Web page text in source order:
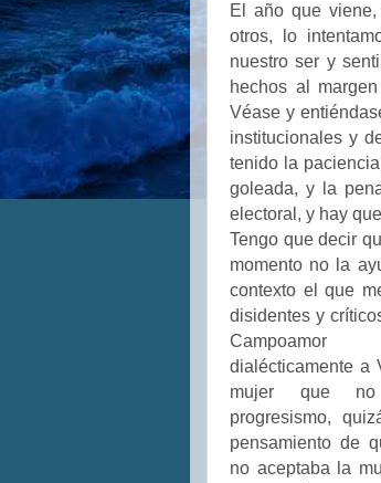
El año que
otros, lo
nuestro ser y
hechos al
Véase y
institucionales y
tenido la
goleada, y la
electoral, y hay
Tengo que decir
momento no la
contexto el que
disidentes y
Campoamor
dialécticamente a
mujer que
progresismo,
pensamiento de
no aceptaba la